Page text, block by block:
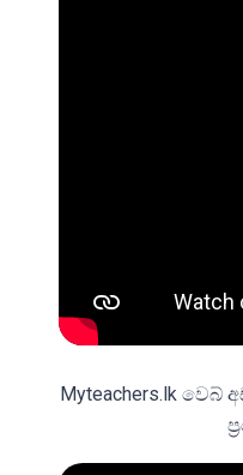
Myteachers.lk